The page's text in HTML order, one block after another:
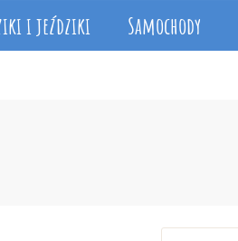
i jeździki Samochody